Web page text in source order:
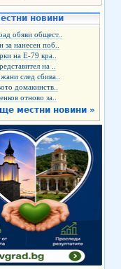
новини
обяви общест..
нанесен поб..
на Е-79 кра..
на ..
след сбива..
домакинств..
отново за..
местни новини »